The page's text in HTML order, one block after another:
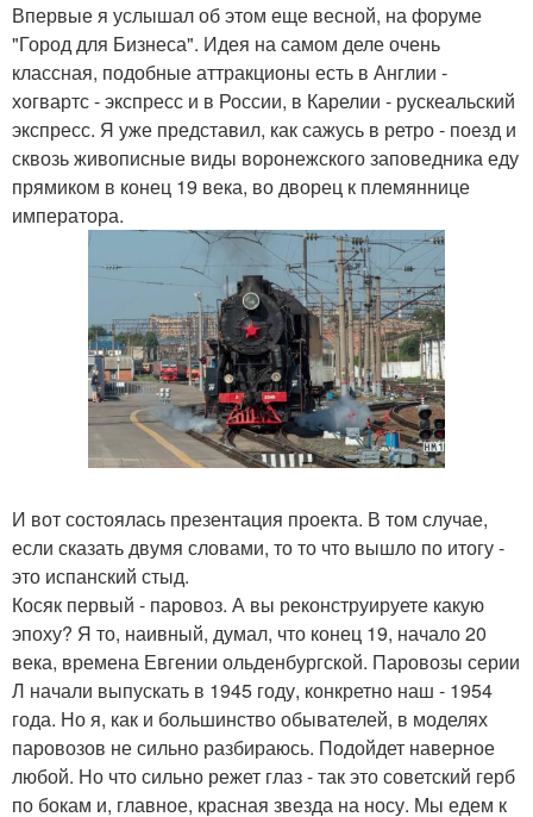
Впервые я услышал об этом еще весной, на форуме
"Город для Бизнеса". Идея на самом деле очень
классная, подобные аттракционы есть в Англии -
хогвартс - экспресс и в России, в Карелии - рускеальский
экспресс. Я уже представил, как сажусь в ретро - поезд и
сквозь живописные виды воронежского заповедника еду
прямиком в конец 19 века, во дворец к племяннице
императора.
И вот состоялась презентация проекта. В том случае,
если сказать двумя словами, то то что вышло по итогу -
это испанский стыд.
Косяк первый - паровоз. А вы реконструируете какую
эпоху? Я то, наивный, думал, что конец 19, начало 20
века, времена Евгении ольденбургской. Паровозы серии
Л начали выпускать в 1945 году, конкретно наш - 1954
года. Но я, как и большинство обывателей, в моделях
паровозов не сильно разбираюсь. Подойдет наверное
любой. Но что сильно режет глаз - так это советский герб
по бокам и, главное, красная звезда на носу. Мы едем к